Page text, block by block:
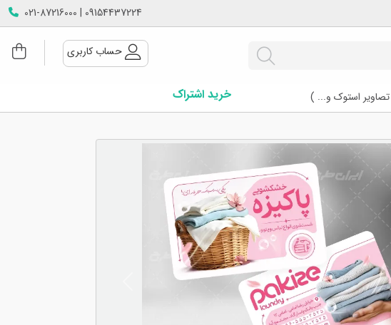
09154437224 | 021-87216000
حساب کاربری
تصاویر استوک و... ) خرید اشتراک